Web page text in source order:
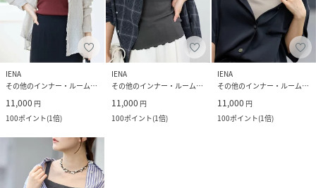
IENA
その他のインナー・ルームウェア
11,000 円
100ポイント(1倍)
IENA
その他のインナー・ルームウェア
11,000 円
100ポイント(1倍)
IENA
その他のインナー・ルームウェア
11,000 円
100ポイント(1倍)